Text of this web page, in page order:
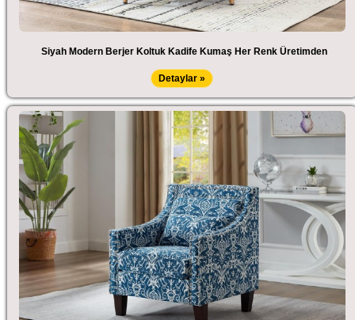
Siyah Modern Berjer Koltuk Kadife Kumaş Her Renk Üretimden
Detaylar »